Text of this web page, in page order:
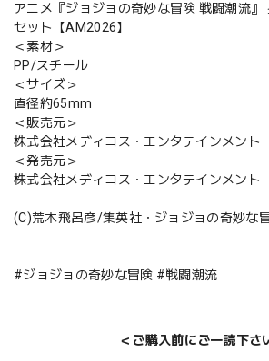
アニメ『ジョジョの奇妙な冒険 戦闘潮流』
セット【AM2026】
＜素材＞
PP/スチール
＜サイズ＞
直径約65mm
＜販売元＞
株式会社メディコス・エンタテインメント
＜発売元＞
株式会社メディコス・エンタテインメント
(C)荒木飛呂彦/集英社・ジョジョの奇妙な
#ジョジョの奇妙な冒険 #戦闘潮流
＜ご購入前にご一読下さ